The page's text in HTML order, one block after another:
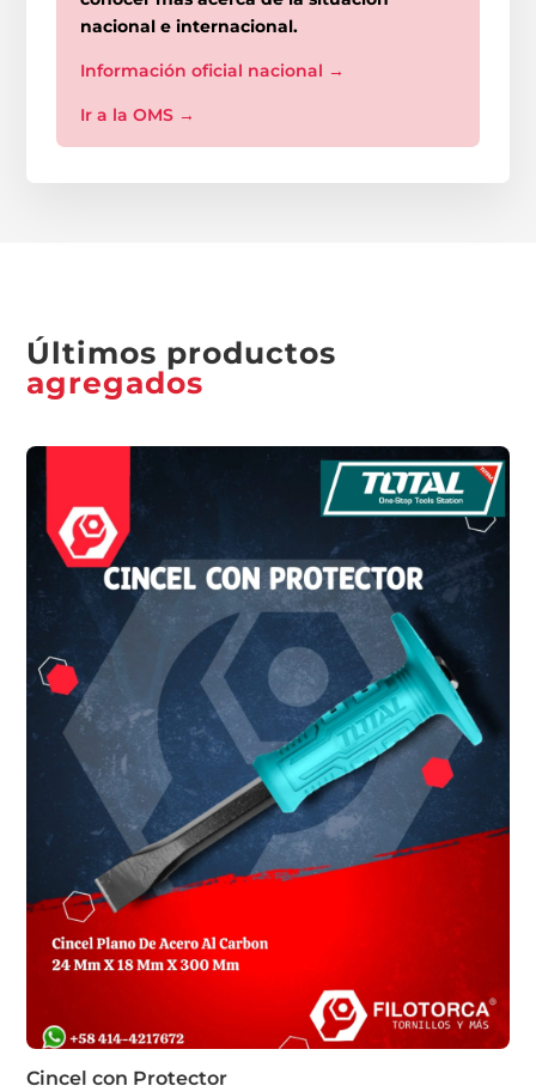
nacional e internacional.
Información oficial nacional →
Ir a la OMS →
Últimos productos
agregados
Cincel con Protector